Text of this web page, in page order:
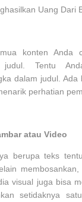
Uang Dari
konten Anda
judul. Tentu
dalam judul.
perhatian
atau Video
berupa teks
visual juga bisa
setidaknya